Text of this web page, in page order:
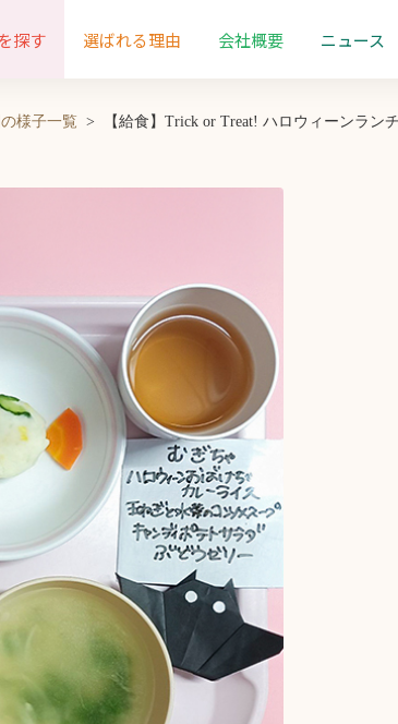
探す 選ばれる理由 会社概要 ニュース
様子一覧 【給食】Trick or Treat! ハロウィーンランチ